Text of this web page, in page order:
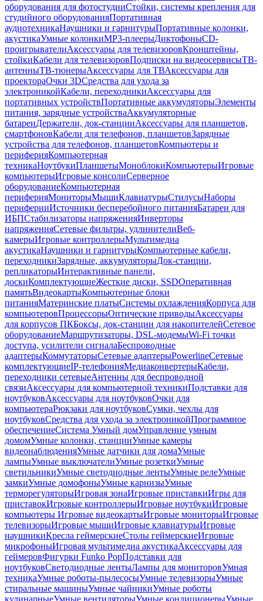
оборудования для фотостудииСтойки, системы крепления для
студийного оборудованияПортативная
аудиотехникаНаушники и гарнитурыПортативные колонки,
акустикаУмные колонкиMP3-плеерыДиктофоныCD-
проигрывателиАксессуары для телевизоровКронштейны,
стойкиКабели для телевизоровПодписки на видеосервисыТВ-
антенныТВ-тюнерыАксессуары для ТВАксессуары для
проектораОчки 3DСредства для ухода за
электроникойКабели, переходникиАксессуары для
портативных устройствПортативные аккумуляторыЭлементы
питания, зарядные устройстваАккумуляторные
батареиДержатели, док-станцииАксессуары для планшетов,
смартфоновКабели для телефонов, планшетовЗарядные
устройства для телефонов, планшетовКомпьютеры и
периферияКомпьютерная
техникаНоутбукиПланшетыМоноблокиКомпьютерыИгровые
компьютерыИгровые консолиСерверное
оборудованиеКомпьютерная
периферияМониторыМышиКлавиатурыСтилусыНаборы
периферииИсточники бесперебойного питанияБатареи для
ИБПСтабилизаторы напряженияИнверторы
напряженияСетевые фильтры, удлинителиВеб-
камерыИгровые контроллерыМультимедиа
акустикаНаушники и гарнитурыКомпьютерные кабели,
переходникиЗарядные, аккумуляторыДок-станции,
репликаторыИнтерактивные панели,
доскиКомплектующиеЖесткие диски, SSDОперативная
памятьВидеокартыКомпьютерные блоки
питанияМатеринские платыСистемы охлажденияКорпуса для
компьютеровПроцессорыОптические приводыАксессуары
для корпусов ПКБоксы, док-станции для накопителейСетевое
оборудованиеМаршрутизаторы, DSL-модемыWi-Fi точки
доступа, усилители сигналаБеспроводные
адаптерыКоммутаторыСетевые адаптерыPowerlineСетевые
комплектующиеIP-телефонияМедиаконвертерыКабели,
переходники сетевыеАнтенны для беспроводной
связиАксессуары для компьютерной техникиПодставки для
ноутбуковАксессуары для ноутбуковОчки для
компьютераРюкзаки для ноутбуковСумки, чехлы для
ноутбуковСредства для ухода за электроникойПрограммное
обеспечениеСистема Умный домУправление умным
домомУмные колонки, станцииУмные камеры
видеонаблюденияУмные датчики для домаУмные
лампыУмные выключателиУмные розеткиУмные
светильникиУмные светодиодные лентыУмные релеУмные
замкиУмные домофоныУмные карнизыУмные
терморегуляторыИгровая зонаИгровые приставкиИгры для
приставокИгровые контроллерыИгровые ноутбукиИгровые
компьютеры Игровые видеокартыИгровые мониторыИгровые
телевизорыИгровые мышиИгровые клавиатурыИгровые
наушникиКресла геймерскиеСтолы геймерскиеИгровые
микрофоныИгровая мультимедиа акустикаАксессуары для
геймеровФигурки Funko PopПодставки для
ноутбуковСветодиодные лентыЛампы для мониторовУмная
техникаУмные роботы-пылесосыУмные телевизорыУмные
стиральные машиныУмные чайникиУмные роботы
кулинарныеУмные вентиляторыУмные кондиционерыУмные